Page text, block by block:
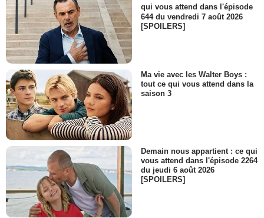
qui vous attend dans l'épisode
644 du vendredi 7 août 2026
[SPOILERS]
Ma vie avec les Walter Boys :
tout ce qui vous attend dans la
saison 3
Demain nous appartient : ce qui
vous attend dans l'épisode 2264
du jeudi 6 août 2026
[SPOILERS]